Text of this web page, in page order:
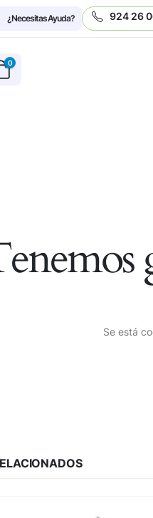
¿Necesitas Ayuda?
924 26
0
Se está